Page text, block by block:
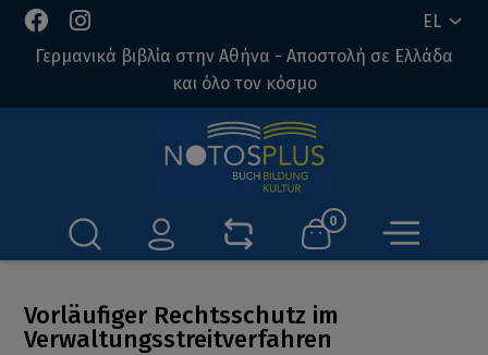
EL
Γερμανικά βιβλία στην Αθήνα - Αποστολή σε Ελλάδα
και όλο τον κόσμο
0
Vorläufiger Rechtsschutz im
Verwaltungsstreitverfahren